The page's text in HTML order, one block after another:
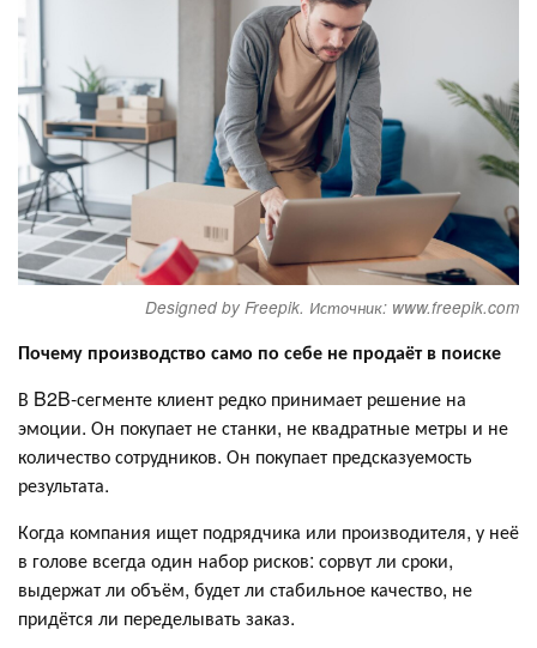
Designed by Freepik. Источник: www.freepik.com
Почему производство само по себе не продаёт в поиске
В B2B-сегменте клиент редко принимает решение на
эмоции. Он покупает не станки, не квадратные метры и не
количество сотрудников. Он покупает предсказуемость
результата.
Когда компания ищет подрядчика или производителя, у неё
в голове всегда один набор рисков: сорвут ли сроки,
выдержат ли объём, будет ли стабильное качество, не
придётся ли переделывать заказ.